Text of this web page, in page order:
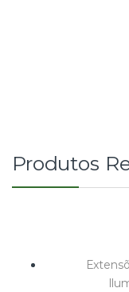
Produtos